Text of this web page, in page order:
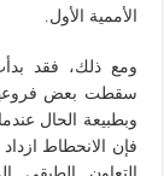
الأممية الأول.
ومع ذلك، فقد
سقطت بعض فروعها
وبطبيعة الحال
فإن الانحطاط